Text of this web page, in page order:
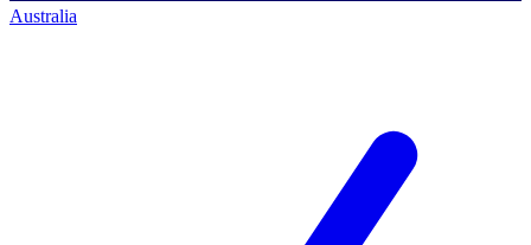
Australia